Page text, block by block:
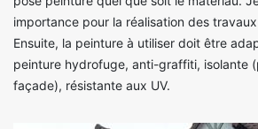
importance pour la réalisation des
Ensuite, la peinture à utiliser doit être
peinture hydrofuge, anti-graffiti, isolante
façade), résistante aux UV.